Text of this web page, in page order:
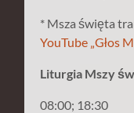
* Msza święta
YouTube „Głos
Liturgia Mszy
08:00; 18:30